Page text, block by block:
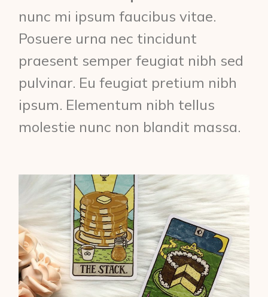
nunc mi ipsum faucibus vitae.
Posuere urna nec tincidunt
praesent semper feugiat nibh sed
pulvinar. Eu feugiat pretium nibh
ipsum. Elementum nibh tellus
molestie nunc non blandit massa.